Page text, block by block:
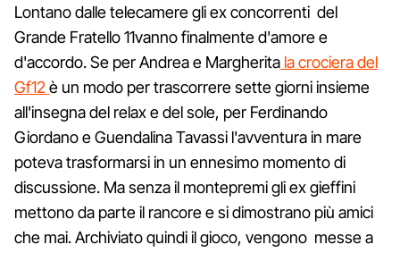
Lontano dalle telecamere gli ex concorrenti del
Grande Fratello 11vanno finalmente d'amore e
d'accordo. Se per Andrea e Margherita la crociera del
Gf12 è un modo per trascorrere sette giorni insieme
all'insegna del relax e del sole, per Ferdinando
Giordano e Guendalina Tavassi l'avventura in mare
poteva trasformarsi in un ennesimo momento di
discussione. Ma senza il montepremi gli ex gieffini
mettono da parte il rancore e si dimostrano più amici
che mai. Archiviato quindi il gioco, vengono messe a